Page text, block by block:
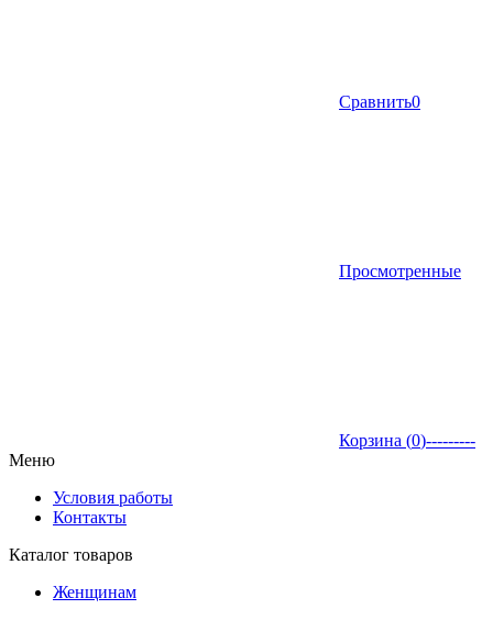
Сравнить0
Просмотренные
Корзина (0)---------
Меню
Условия работы
Контакты
Каталог товаров
Женщинам